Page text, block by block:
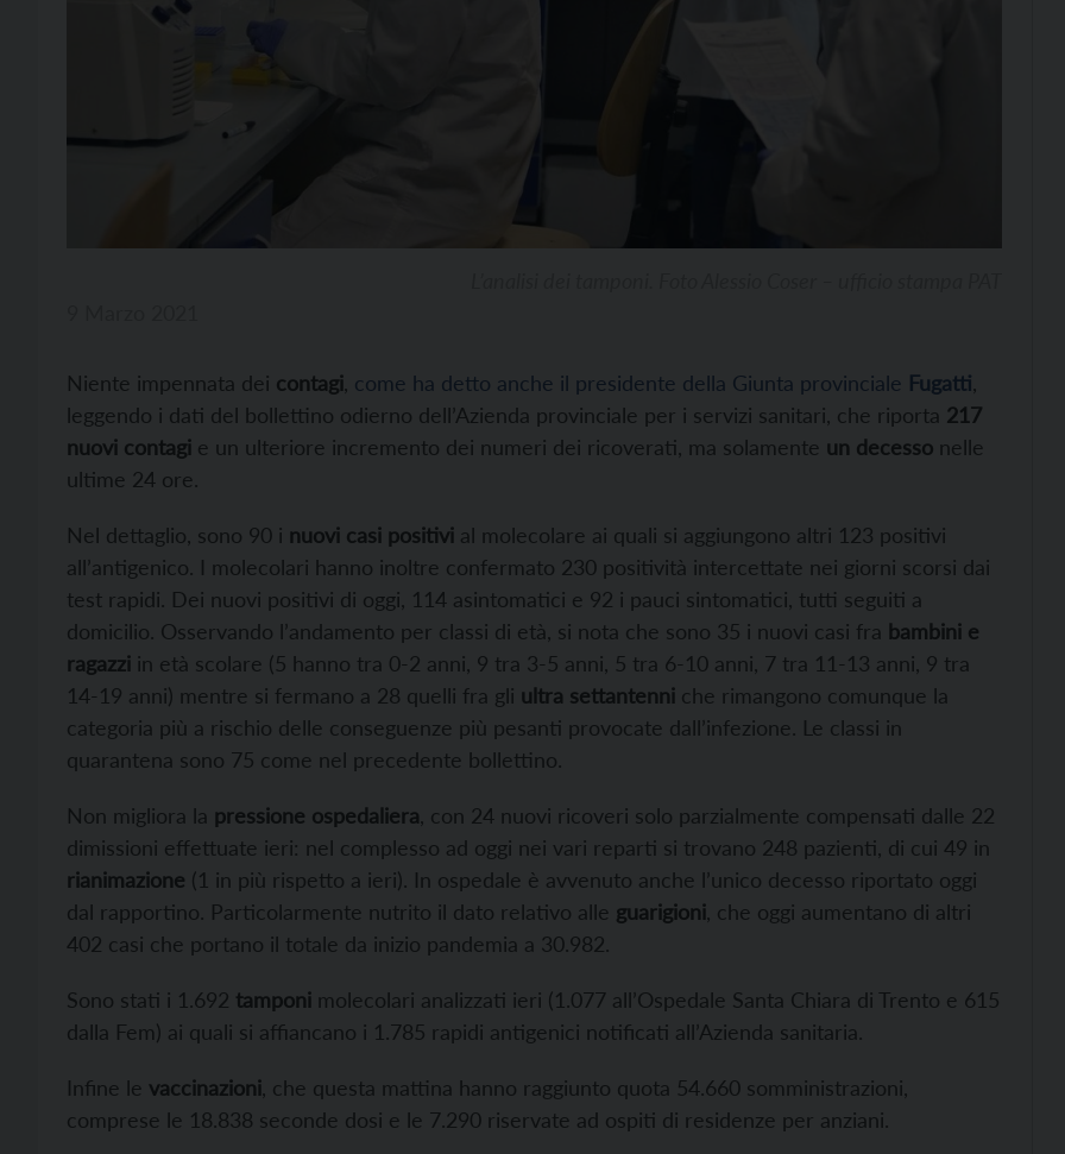
Niente impennata dei contagi come ha detto anche il presidente della Giunta provinciale Fugatti
leggendo i dati del bollettino odierno dell’Azienda provinciale per i servizi sanitari, che riporta 217
nuovi contagi e un ulteriore incremento dei numeri dei ricoverati, ma solamente un decesso nelle
ultime 24 ore.
Nel dettaglio, sono 90 i nuovi casi positivi al molecolare ai quali si aggiungono altri 123 positivi
all’antigenico. I molecolari hanno inoltre confermato 230 positività intercettate nei giorni scorsi dai
test rapidi. Dei nuovi positivi di oggi, 114 asintomatici e 92 i pauci sintomatici, tutti seguiti a
domicilio. Osservando l’andamento per classi di età, si nota che sono 35 i nuovi casi fra bambini e
ragazzi in età scolare (5 hanno tra 0-2 anni, 9 tra 3-5 anni, 5 tra 6-10 anni, 7 tra 11-13 anni, 9 tra
14-19 anni) mentre si fermano a 28 quelli fra gli ultra settantenni che rimangono comunque la
categoria più a rischio delle conseguenze più pesanti provocate dall’infezione. Le classi in
quarantena sono 75 come nel precedente bollettino.
Non migliora la pressione ospedaliera , con 24 nuovi ricoveri solo parzialmente compensati dalle 22
dimissioni effettuate ieri: nel complesso ad oggi nei vari reparti si trovano 248 pazienti, di cui 49 in
rianimazione (1 in più rispetto a ieri). In ospedale è avvenuto anche l’unico decesso riportato oggi
dal rapportino. Particolarmente nutrito il dato relativo alle guarigioni , che oggi aumentano di altri
402 casi che portano il totale da inizio pandemia a 30.982.
Sono stati i 1.692 tamponi molecolari analizzati ieri (1.077 all’Ospedale Santa Chiara di Trento e 615
dalla Fem) ai quali si affiancano i 1.785 rapidi antigenici notificati all’Azienda sanitaria.
Infine le vaccinazioni , che questa mattina hanno raggiunto quota 54.660 somministrazioni,
comprese le 18.838 seconde dosi e le 7.290 riservate ad ospiti di residenze per anziani.